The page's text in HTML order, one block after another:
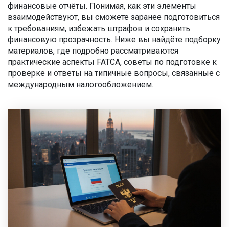
финансовые отчёты. Понимая, как эти элементы
взаимодействуют, вы сможете заранее подготовиться
к требованиям, избежать штрафов и сохранить
финансовую прозрачность. Ниже вы найдёте подборку
материалов, где подробно рассматриваются
практические аспекты FATCA, советы по подготовке к
проверке и ответы на типичные вопросы, связанные с
международным налогообложением.